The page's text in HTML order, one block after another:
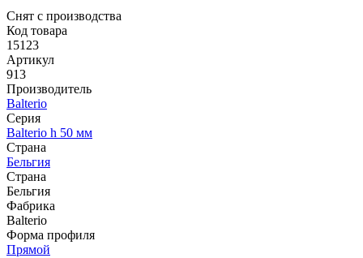
Снят с производства
Код товара
15123
Артикул
913
Производитель
Balterio
Серия
Balterio h 50 мм
Страна
Бельгия
Страна
Бельгия
Фабрика
Balterio
Форма профиля
Прямой